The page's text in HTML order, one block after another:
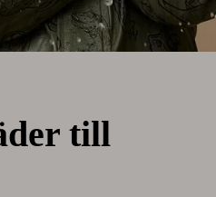
till